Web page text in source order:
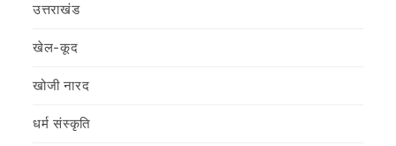
उत्तराखंड
खेल-कूद
खोजी नारद
धर्म संस्कृति